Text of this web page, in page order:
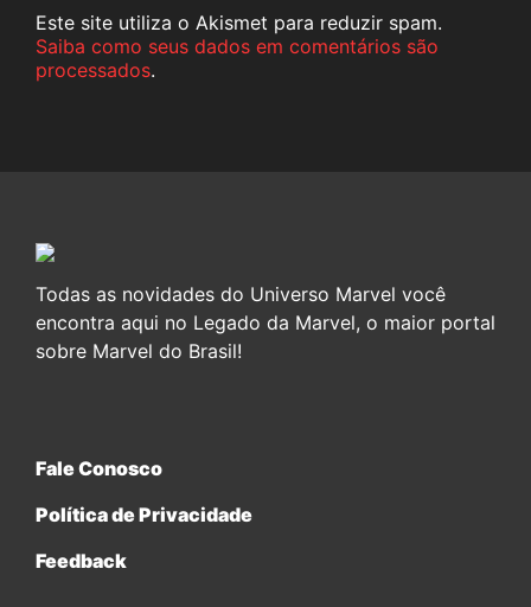
Este site utiliza o Akismet para reduzir spam.
Saiba como seus dados em comentários são
processados.
Todas as novidades do Universo Marvel você
encontra aqui no Legado da Marvel, o maior portal
sobre Marvel do Brasil!
Fale Conosco
Política de Privacidade
Feedback